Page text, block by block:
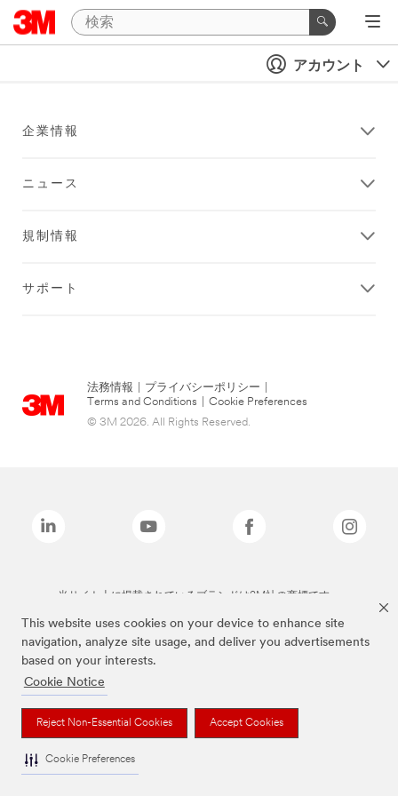
This website uses cookies on your device to enhance site
navigation, analyze site usage, and deliver you advertisements
based on your interests.
Cookie Notice
Reject Non-Essential Cookies Accept Cookies
Cookie Preferences
アカウント
企業情報
ニュース
規制情報
サポート
法務情報 プライバシーポリシー
Terms and Conditions
Cookie Preferences
© 3M 2026. All Rights Reserved.
当サイト上に掲載されているブランドは3M社の商標です。